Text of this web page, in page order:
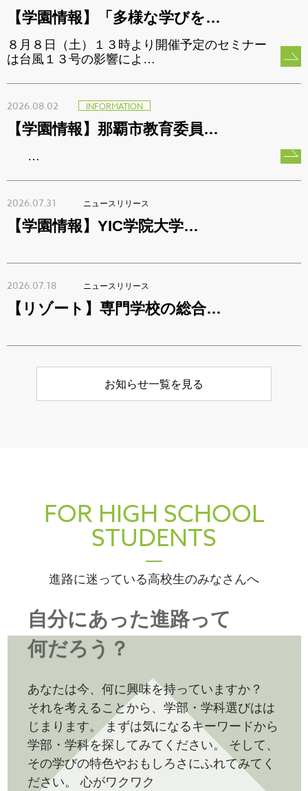
【学園情報】「多様な学びを…
８月８日（土）１３時より開催予定のセミナー
は台風１３号の影響によ…
2026.08.02 INFORMATION
【学園情報】那覇市教育委員…
…
2026.07.31 ニュースリリース
【学園情報】YIC学院大学…
2026.07.18 ニュースリリース
【リゾート】専門学校の総合…
お知らせ一覧を見る
FOR HIGH SCHOOL
STUDENTS
進路に迷っている高校生のみなさんへ
自分にあった進路って
何だろう？
あなたは今、何に興味を持っていますか？
それを考えることから、学部・学科選びはは
じまります。 まずは気になるキーワードから
学部・学科を探してみてください。 そして、
その学びの特色やおもしろさにふれてみてく
ださい。 心がワクワク